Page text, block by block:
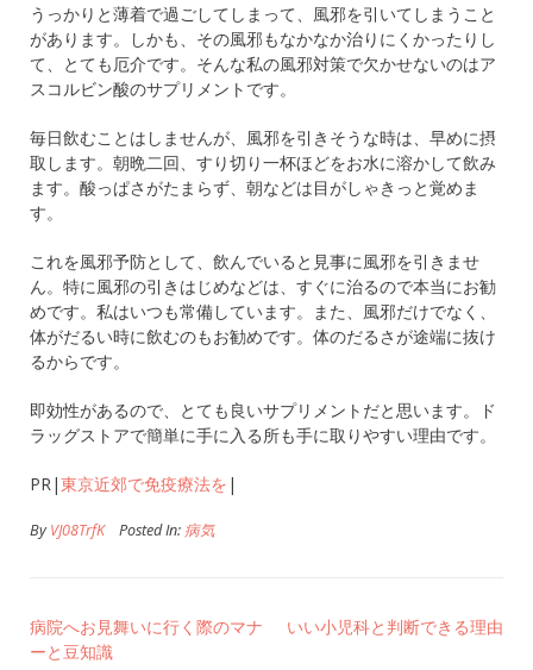
うっかりと薄着で過ごしてしまって、風邪を引いてしまうこと
があります。しかも、その風邪もなかなか治りにくかったりし
て、とても厄介です。そんな私の風邪対策で欠かせないのはア
スコルビン酸のサプリメントです。
毎日飲むことはしませんが、風邪を引きそうな時は、早めに摂
取します。朝晩二回、すり切り一杯ほどをお水に溶かして飲み
ます。酸っぱさがたまらず、朝などは目がしゃきっと覚めま
す。
これを風邪予防として、飲んでいると見事に風邪を引きませ
ん。特に風邪の引きはじめなどは、すぐに治るので本当にお勧
めです。私はいつも常備しています。また、風邪だけでなく、
体がだるい時に飲むのもお勧めです。体のだるさが途端に抜け
るからです。
即効性があるので、とても良いサプリメントだと思います。ド
ラッグストアで簡単に手に入る所も手に取りやすい理由です。
PR|東京近郊で免疫療法を |
ByVJ08TrfK Posted In: 病気
病院へお見舞いに行く際のマナ
ーと豆知識
いい小児科と判断できる理由